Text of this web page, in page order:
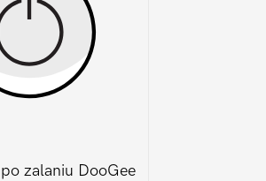
zalaniu DooGee